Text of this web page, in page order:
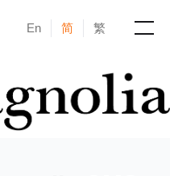
En 简 繁